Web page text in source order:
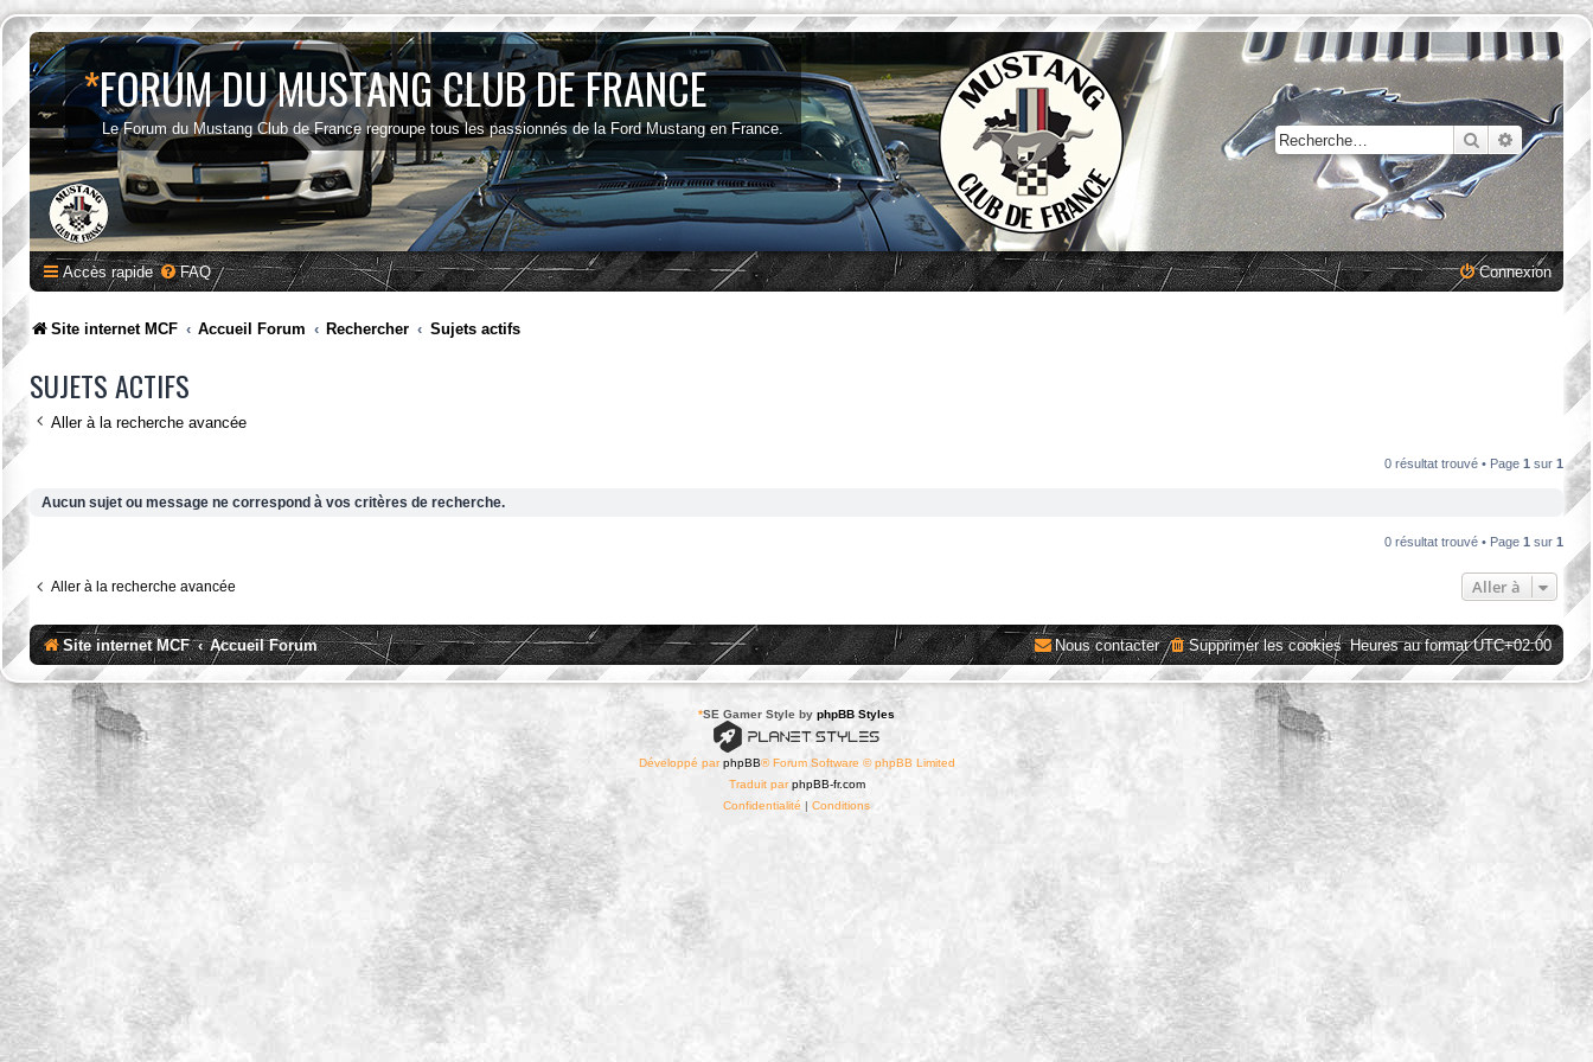
*FORUM DU MUSTANG CLUB DE FRANCE
Le Forum du Mustang Club de France regroupe tous les passionnés de la Ford Mustang en France. Rechercher
Accès rapide FAQ Connexion
Site internet MCF Accueil Forum Rechercher Sujets actifs
SUJETS ACTIFS
Aller à la recherche avancée
0 résultat trouvé • Page 1 sur 1
Aucun sujet ou message ne correspond à vos critères de recherche.
0 résultat trouvé • Page 1 sur 1
Aller à la recherche avancée Aller à
Site internet MCF Accueil Forum Heures au formatUTC+02:00
Supprimer les cookies
Nous contacter
*SE Gamer Style by phpBB Styles
Développé parphpBB® Forum Software © phpBB Limited
Traduit parphpBB-fr.com
Confidentialité | Conditions